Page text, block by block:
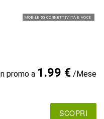
MOBILE 5G CONNETTIVITÀ E VOCE
In promo a 1.99 €/Mese
SCOPRI